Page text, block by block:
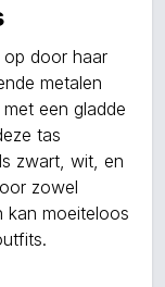
door haar
metalen
een gladde
tas
zwart, wit, en
zowel
kan moeiteloos